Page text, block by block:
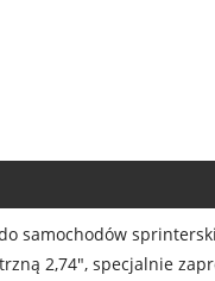
samochodów
2,74", specjalnie